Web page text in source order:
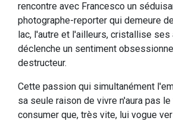
rencontre avec Francesco un
photographe-reporter qui demeure
lac, l'autre et l'ailleurs, cristallise
déclenche un sentiment
destructeur.
Cette passion qui simultanément
sa seule raison de vivre n'aura pas
consumer que, très vite, lui vogue